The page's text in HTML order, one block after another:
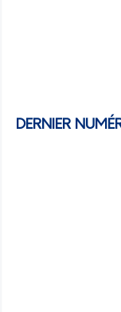
DERNIER